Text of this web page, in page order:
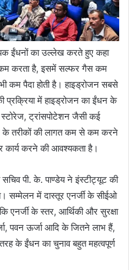
ईंधनों का उल्लेख करते हुए कहा
करता है, इसमें सल्फर गैस कम
कम पैदा होती है। हाइड्रोजन सबसे
में हाइड्रोजन का ईंधन के
ट्रांसपोटेशन जैसी कई
के तरीकों की लागत कम से कम करने
करने की आवश्यकता है।
पी. के. पाण्डेय ने इंस्टीट्यूट की
सम्मेलन में दास्तूर एनर्जी के सीईओ
एनर्जी के स्तर, आर्थिकी और सुरक्षा
पवन ऊर्जा आदि के जितने लाभ हैं,
के ईंधन का चुनाव बहुत महत्वपूर्ण